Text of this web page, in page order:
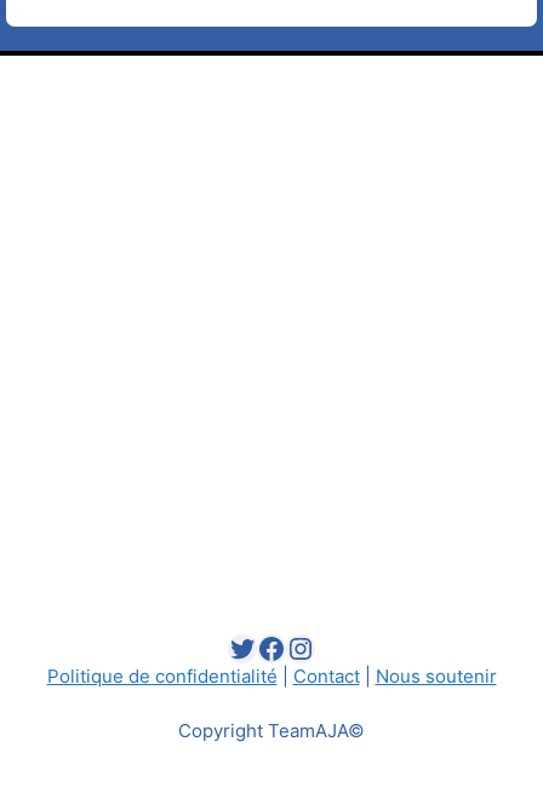
Twitter
Facebook
Instagram
Politique de confidentialité Contact| Nous soutenir
Copyright TeamAJA©